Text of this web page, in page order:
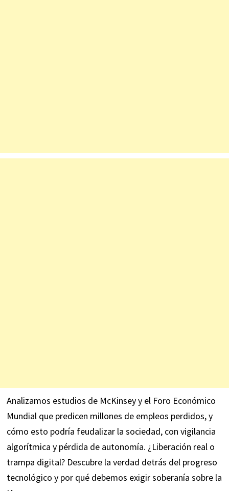
Analizamos estudios de McKinsey y el Foro Económico
Mundial que predicen millones de empleos perdidos, y
cómo esto podría feudalizar la sociedad, con vigilancia
algorítmica y pérdida de autonomía. ¿Liberación real o
trampa digital? Descubre la verdad detrás del progreso
tecnológico y por qué debemos exigir soberanía sobre la